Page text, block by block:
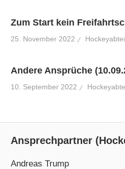
Zum Start kein
25. November 2022
Andere Ansprüche
10. September 2022
Ansprechpartner
Andreas Trump